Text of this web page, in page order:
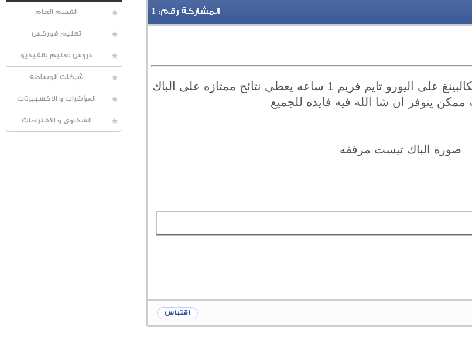
القسم العام
تعليم فوركس
دروس تعليم بالفيديو
شركات الوساطة
المؤشرات و الاكسبيرتات
الشكاوى و الاقتراحات
المشاركة رقم: 1
السلام عليكم اكسبرت Dark Algo سكالبينغ على اليورو تايم فريم 1 ساعه يعطي نتائج ممتازه على الباك
يتوفر ان شا الله فيه فايده للجميع
صورة الباك تيست مرفقه